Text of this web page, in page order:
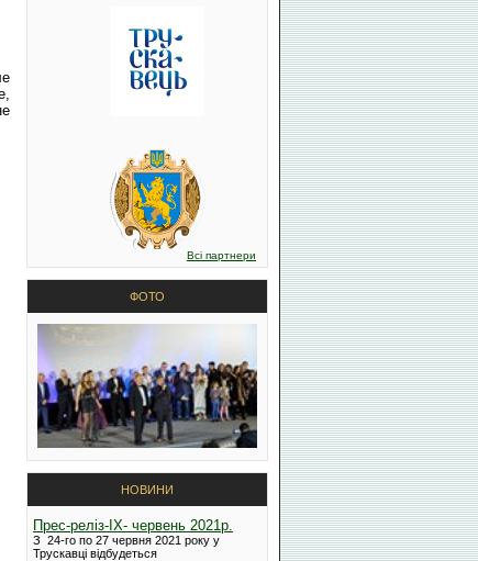
Всі партнери
ФОТО
НОВИНИ
Прес-реліз-IX- червень 2021р.
З 24-го по 27 червня 2021 року у
Трускавці відбудеться